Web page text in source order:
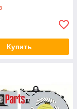
Купить